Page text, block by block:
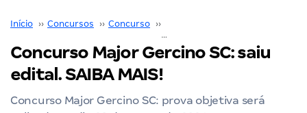
Início ›› Concursos ›› Concurso ››
Concurso Major Gercino SC: saiu
edital. SAIBA MAIS!
Concurso Major Gercino SC: prova objetiva será